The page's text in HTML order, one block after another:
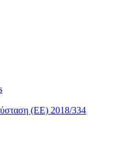
(ΕΕ) 2018/334